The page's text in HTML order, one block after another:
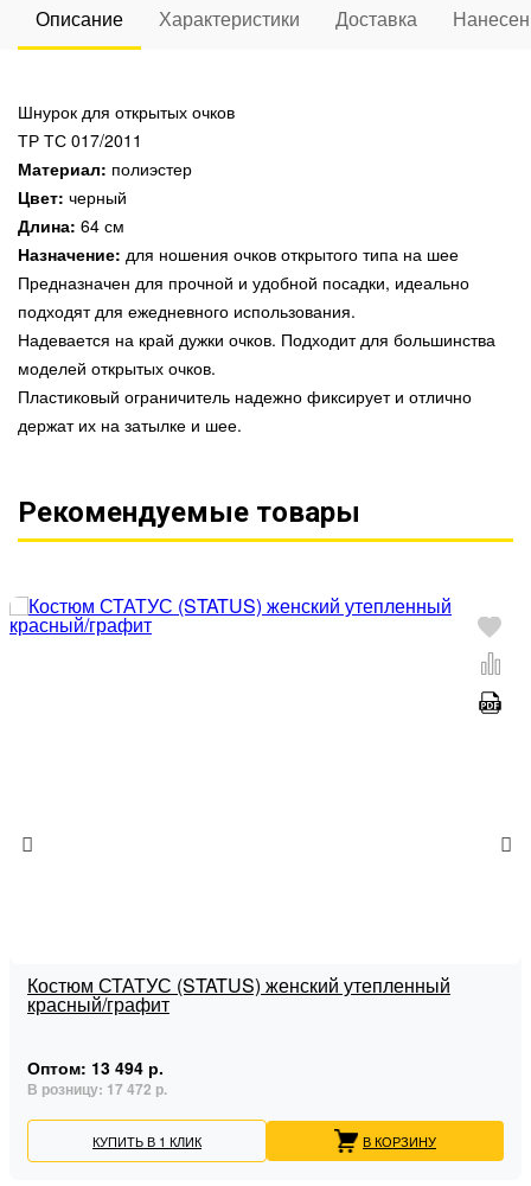
Описание Характеристики Доставка
Шнурок для открытых очков
ТР ТС 017/2011
Материал: полиэстер
Цвет: черный
Длина: 64 см
Назначение: для ношения очков открытого типа на шее
Предназначен для прочной и удобной посадки, идеально
подходят для ежедневного использования.
Надевается на край дужки очков. Подходит для большинства
моделей открытых очков.
Пластиковый ограничитель надежно фиксирует и отлично
держат их на затылке и шее.
Рекомендуемые товары
Костюм СТАТУС (STATUS) женский утепленный
красный/графит
Оптом: 13 494 р.
В розницу: 17 472 р.
КУПИТЬ В 1 КЛИК В КОРЗИНУ